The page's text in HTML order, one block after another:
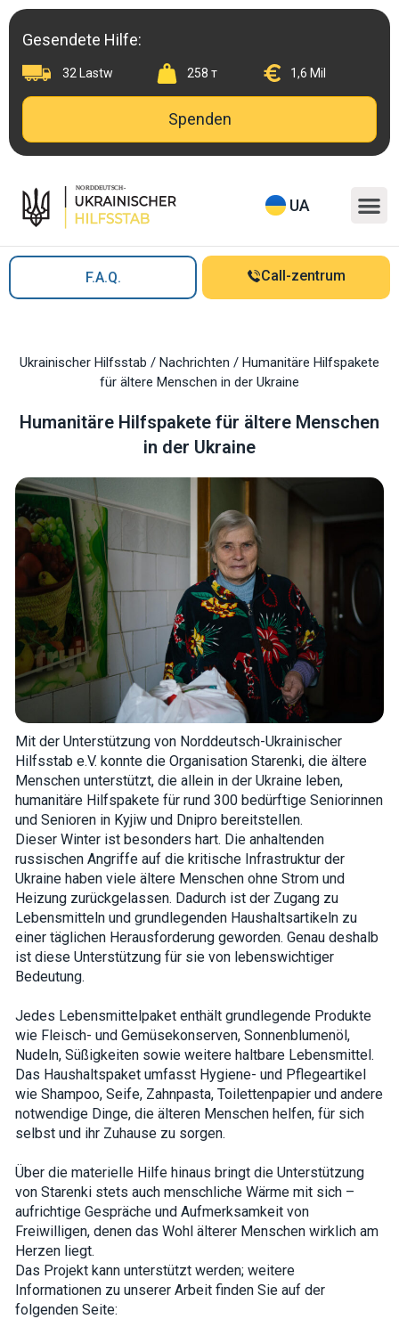
Skip
to
contentGesendete Hilfe:
32 Lastw 258 т 1,6 Mil
Spenden
UA
F.A.Q. Call-zentrum
Ukrainischer Hilfsstab / Nachrichten / Humanitäre Hilfspakete
für ältere Menschen in der Ukraine
Humanitäre Hilfspakete für ältere Menschen
in der Ukraine
Mit der Unterstützung von Norddeutsch-Ukrainischer
Hilfsstab e.V. konnte die Organisation Starenki, die ältere
Menschen unterstützt, die allein in der Ukraine leben,
humanitäre Hilfspakete für rund 300 bedürftige Seniorinnen
und Senioren in Kyjiw und Dnipro bereitstellen.
Dieser Winter ist besonders hart. Die anhaltenden
russischen Angriffe auf die kritische Infrastruktur der
Ukraine haben viele ältere Menschen ohne Strom und
Heizung zurückgelassen. Dadurch ist der Zugang zu
Lebensmitteln und grundlegenden Haushaltsartikeln zu
einer täglichen Herausforderung geworden. Genau deshalb
ist diese Unterstützung für sie von lebenswichtiger
Bedeutung.
Jedes Lebensmittelpaket enthält grundlegende Produkte
wie Fleisch- und Gemüsekonserven, Sonnenblumenöl,
Nudeln, Süßigkeiten sowie weitere haltbare Lebensmittel.
Das Haushaltspaket umfasst Hygiene- und Pflegeartikel
wie Shampoo, Seife, Zahnpasta, Toilettenpapier und andere
notwendige Dinge, die älteren Menschen helfen, für sich
selbst und ihr Zuhause zu sorgen.
Über die materielle Hilfe hinaus bringt die Unterstützung
von Starenki stets auch menschliche Wärme mit sich –
aufrichtige Gespräche und Aufmerksamkeit von
Freiwilligen, denen das Wohl älterer Menschen wirklich am
Herzen liegt.
Das Projekt kann unterstützt werden; weitere
Informationen zu unserer Arbeit finden Sie auf der
folgenden Seite:
Necessary
These
cookies are
not optional.
They are
needed for
the website
to function.
Statistics
In order for
us to
improve the
website's
functionality
and
structure,
based on
how the
website is
used.
Experience
our website
to perform
as well as
possible
refuse these
cookies,
some
functionality
disappear
from the
website.
Marketing
By sharing
your
interests and
behavior as
you visit our
increase the
chance of
seeing